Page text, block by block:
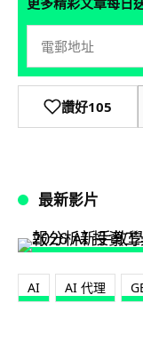
讚好105
最新影片
AI AI 代理